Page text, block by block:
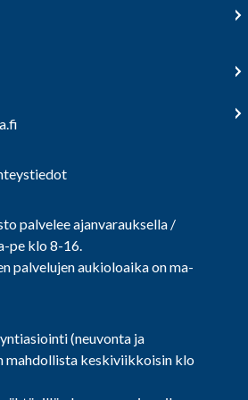
palvelee ajanvarauksella /
pe klo 8-16.
palvelujen aukioloaika on ma-
(neuvonta ja
mahdollista keskiviikkoisin klo